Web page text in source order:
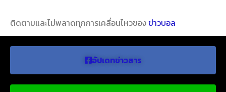
ติดตามและไม่พลาดทุกการเคลื่อนไหวของ ข่าวบอล
อัปเดทข่าวสาร